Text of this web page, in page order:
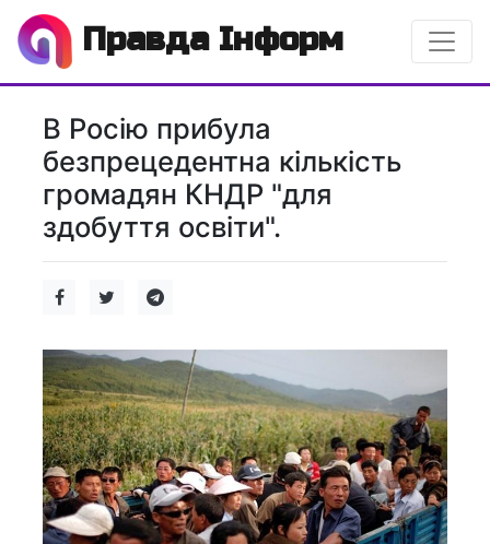
Правда Інформ
В Росію прибула
безпрецедентна кількість
громадян КНДР "для
здобуття освіти".